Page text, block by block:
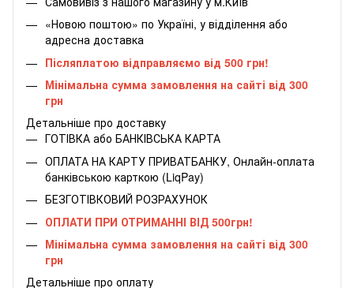
«Новою поштою» по Україні, у відділення або
адресна доставка
Післяплатою відправляємо від 500 грн!
Мінімальна сумма замовлення на сайті від 300
грн
Детальніше про доставку
ГОТІВКА або БАНКІВСЬКА КАРТА
ОПЛАТА НА КАРТУ ПРИВАТБАНКУ, Онлайн-оплата
банківською карткою (LiqPay)
БЕЗГОТІВКОВИЙ РОЗРАХУНОК
ОПЛАТИ ПРИ ОТРИМАННІ ВІД 500грн!
Мінімальна сумма замовлення на сайті від 300
грн
Детальніше про оплату